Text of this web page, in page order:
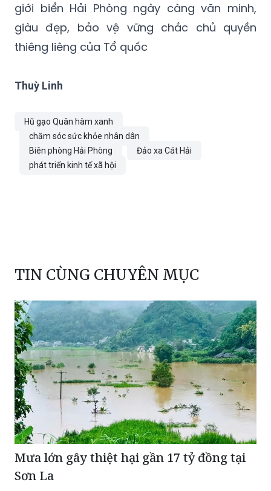
giới biển Hải Phòng ngày càng văn minh,
giàu đẹp, bảo vệ vững chắc chủ quyền
thiêng liêng của Tổ quốc
Thuỳ Linh
Hũ gạo Quân hàm xanh
chăm sóc sức khỏe nhân dân
Biên phòng Hải Phòng
Đảo xa Cát Hải
phát triển kinh tế xã hội
TIN CÙNG CHUYÊN MỤC
Mưa lớn gây thiệt hại gần 17 tỷ đồng tại
Sơn La